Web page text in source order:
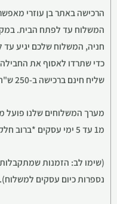
הרכישה באתר בן עוזרי
המשלוח עד לפתח הבית.
חניה, המשלוח שלכם יגיע עד
כדי שתרדו לאסוף את
שליח חינם ברכישה ב-250 ש"ח ויותר.
מערך המשלוחים שלנו פועל
מ1 עד 5 ימי עסקים *ברוב חלקי הארץ
נספרות כיום עסקים למשלוח).